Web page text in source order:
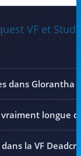
VF et
dans Glorantha ?
longue
la VF